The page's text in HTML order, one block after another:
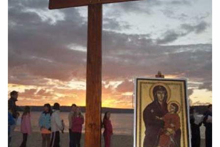
Comunidad
Colaboradores
AlkoTV
Biblioteca
Periódico Alconétar